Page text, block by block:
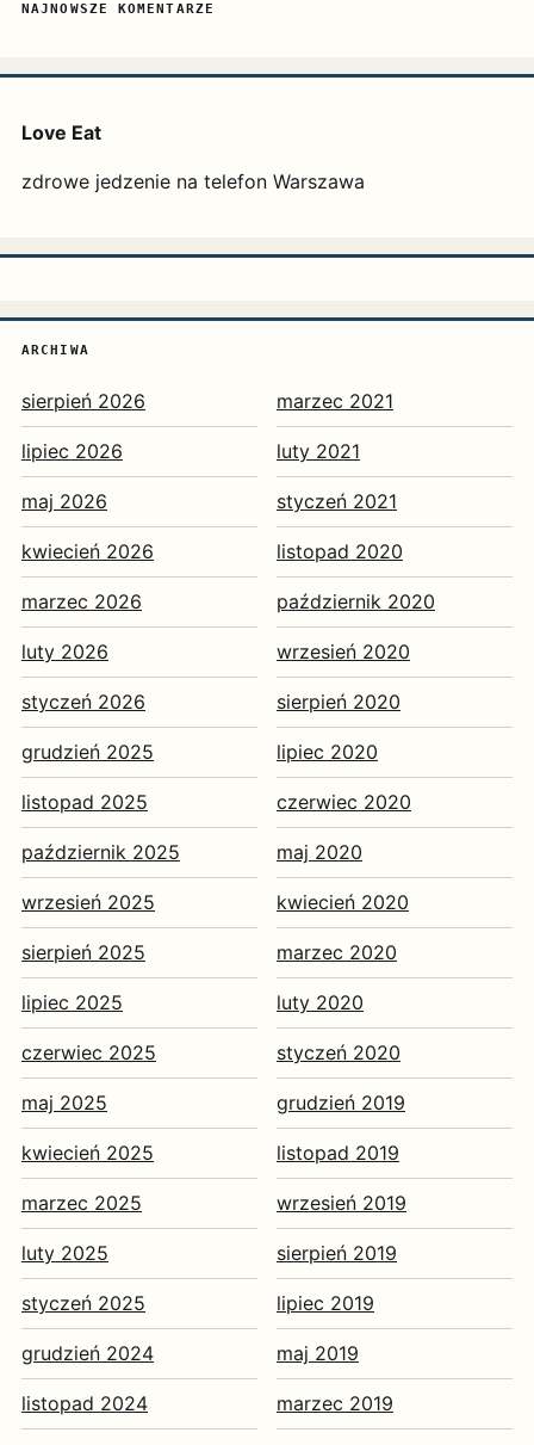
NAJNOWSZE KOMENTARZE
Love Eat
zdrowe jedzenie na telefon Warszawa
ARCHIWA
sierpień 2026
lipiec 2026
maj 2026
kwiecień 2026
marzec 2026
luty 2026
styczeń 2026
grudzień 2025
listopad 2025
październik 2025
wrzesień 2025
sierpień 2025
lipiec 2025
czerwiec 2025
maj 2025
kwiecień 2025
marzec 2025
luty 2025
styczeń 2025
grudzień 2024
listopad 2024
marzec 2021
luty 2021
styczeń 2021
listopad 2020
październik 2020
wrzesień 2020
sierpień 2020
lipiec 2020
czerwiec 2020
maj 2020
kwiecień 2020
marzec 2020
luty 2020
styczeń 2020
grudzień 2019
listopad 2019
wrzesień 2019
sierpień 2019
lipiec 2019
maj 2019
marzec 2019